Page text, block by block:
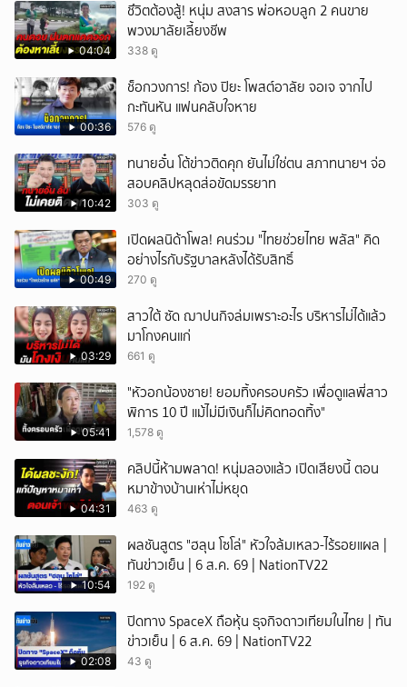
04:04
ชึวิตต้องสู้! หนุ่ม สงสาร พ่อหอบลูก 2 คนขาย
พวงมาลัยเลี้ยงชีพ
338 ดู
00:36
ช็อกวงการ! ก้อง ปิยะ โพสต์อาลัย จอเจ จากไป
กะทันหัน แฟนคลับใจหาย
576 ดู
10:42
ทนายอั๋น โต้ข่าวติดคุก ยันไม่ใช่ตน สภาทนายฯ จ่อ
สอบคลิปหลุดส่อขัดมรรยาท
303 ดู
00:49
เปิดผลนิด้าโพล! คนร่วม "ไทยช่วยไทย พลัส" คิด
อย่างไรกับรัฐบาลหลังได้รับสิทธิ์
270 ดู
03:29
สาวใต้ ซัด ฌาปนกิจล่มเพราะอะไร บริหารไม่ได้แล้ว
มาโกงคนแก่
661 ดู
05:41
"หัวอกน้องชาย! ยอมทิ้งครอบครัว เพื่อดูแลพี่สาว
พิการ 10 ปี แม้ไม่มีเงินก็ไม่คิดทอดทิ้ง"
1,578 ดู
04:31
คลิปนี้ห้ามพลาด! หนุ่มลองแล้ว เปิดเสียงนี้ ตอน
หมาข้างบ้านเห่าไม่หยุด
463 ดู
10:54
ผลชันสูตร "ฮลุน โซโล่" หัวใจล้มเหลว-ไร้รอยแผล |
ทันข่าวเย็น | 6 ส.ค. 69 | NationTV22
192 ดู
02:08
ปิดทาง SpaceX ถือหุ้น ธุจกิจดาวเทียมในไทย | ทัน
ข่าวเย็น | 6 ส.ค. 69 | NationTV22
43 ดู